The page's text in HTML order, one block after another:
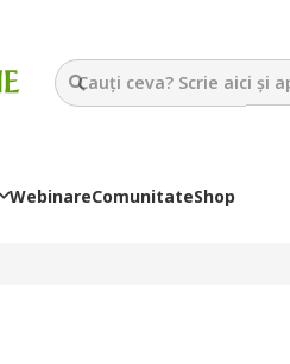
WebinareComunitateShop